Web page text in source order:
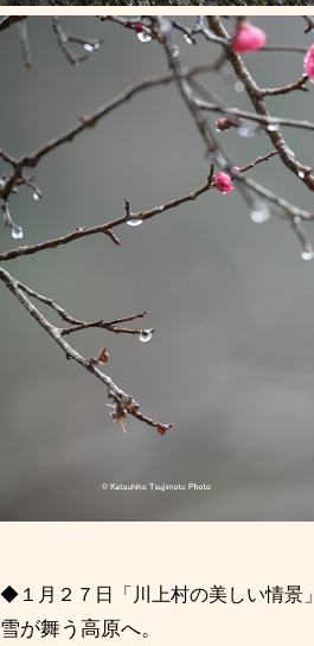
◆１月２７日「川上村の美しい情景」
雪が舞う高原へ。